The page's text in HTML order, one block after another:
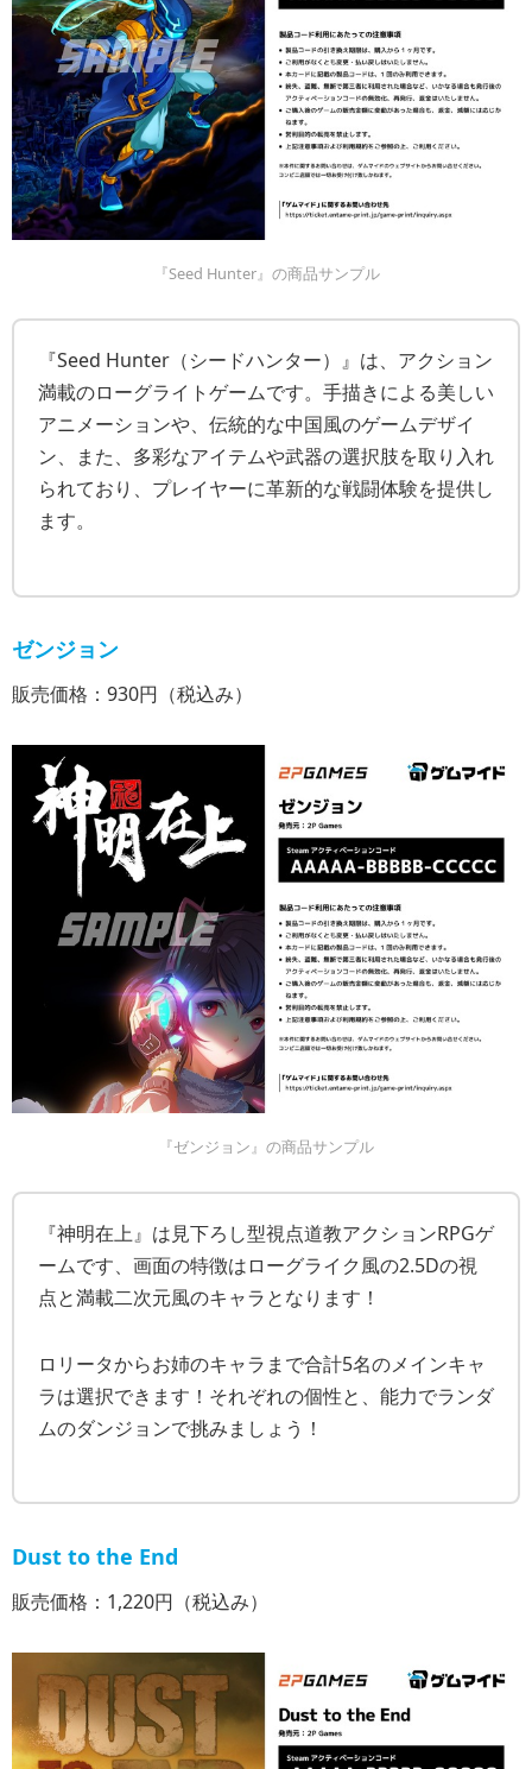
『Seed Hunter』の商品サンプル
『Seed Hunter（シードハンター）』は、アクション
満載のローグライトゲームです。手描きによる美しい
アニメーションや、伝統的な中国風のゲームデザイ
ン、また、多彩なアイテムや武器の選択肢を取り入れ
られており、プレイヤーに革新的な戦闘体験を提供し
ます。
ゼンジョン
販売価格：930円（税込み）
『ゼンジョン』の商品サンプル
『神明在上』は見下ろし型視点道教アクションRPGゲ
ームです、画面の特徴はローグライク風の2.5Dの視
点と満載二次元風のキャラとなります！
ロリータからお姉のキャラまで合計5名のメインキャ
ラは選択できます！それぞれの個性と、能力でランダ
ムのダンジョンで挑みましょう！
Dust to the End
販売価格：1,220円（税込み）